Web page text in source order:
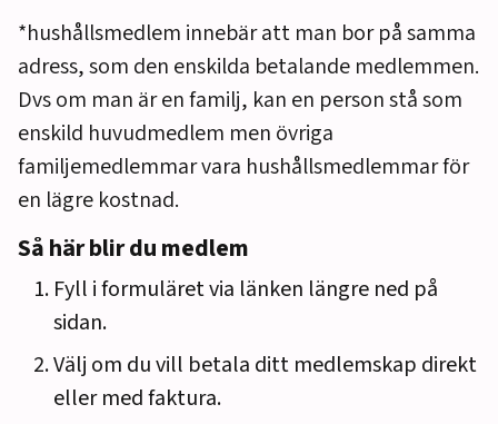
*hushållsmedlem innebär att man bor på samma
adress, som den enskilda betalande medlemmen.
Dvs om man är en familj, kan en person stå som
enskild huvudmedlem men övriga
familjemedlemmar vara hushållsmedlemmar för
en lägre kostnad.
Så här blir du medlem
Fyll i formuläret via länken längre ned på
sidan.
Välj om du vill betala ditt medlemskap direkt
eller med faktura.